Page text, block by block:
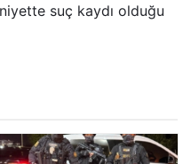
suç kaydı olduğu